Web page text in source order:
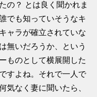
の？ とは良く聞かれま
でも知っていそうなキ
ャラが確立されていな
無いだろうか、という
ものとして横展開した
すよね。それで一人で
気なく妻に聞いたら、